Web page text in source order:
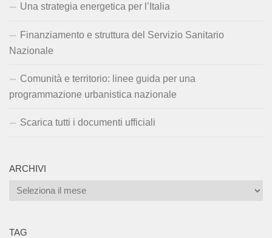
Una strategia energetica per l’Italia
Finanziamento e struttura del Servizio Sanitario
Nazionale
Comunità e territorio: linee guida per una
programmazione urbanistica nazionale
Scarica tutti i documenti ufficiali
ARCHIVI
Archivi
TAG